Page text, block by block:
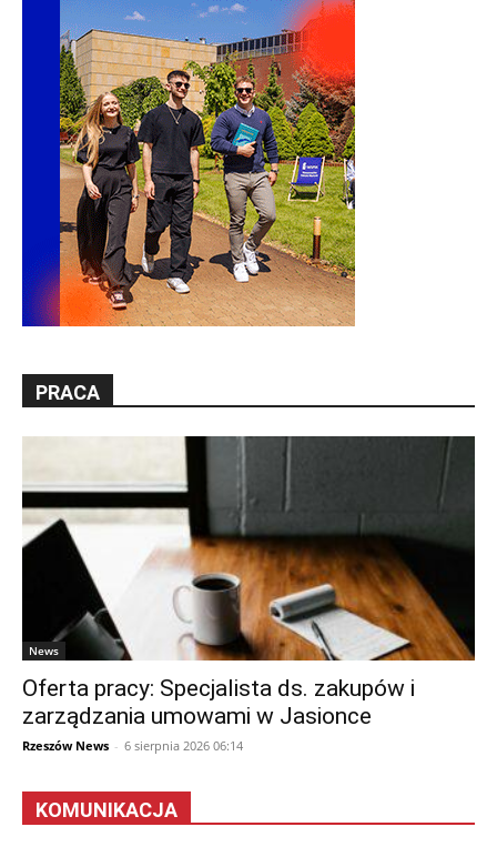
PRACA
News
Oferta pracy: Specjalista ds. zakupów i
zarządzania umowami w Jasionce
Rzeszów News - 6 sierpnia 2026 06:14
KOMUNIKACJA